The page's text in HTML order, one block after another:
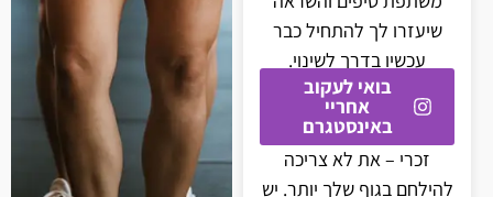
שיעזרו לך להתחיל כבר
עכשיו בדרך לשינוי.
בואי לעקוב
אחריי
באינסטגרם
זכרי – את לא צריכה
להילחם בגוף שלך יותר. יש